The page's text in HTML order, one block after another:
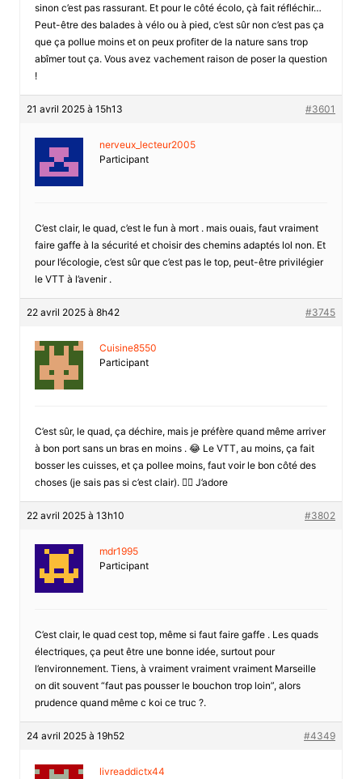
sinon c’est pas rassurant. Et pour le côté écolo, çà fait réfléchir…
Peut-être des balades à vélo ou à pied, c’est sûr non c’est pas ça
que ça pollue moins et on peux profiter de la nature sans trop
abîmer tout ça. Vous avez vachement raison de poser la question
!
21 avril 2025 à 15h13 #3601
nerveux_lecteur2005
Participant
C’est clair, le quad, c’est le fun à mort . mais ouais, faut vraiment
faire gaffe à la sécurité et choisir des chemins adaptés lol non. Et
pour l’écologie, c’est sûr que c’est pas le top, peut-être privilégier
le VTT à l’avenir .
22 avril 2025 à 8h42 #3745
Cuisine8550
Participant
C’est sûr, le quad, ça déchire, mais je préfère quand même arriver
à bon port sans un bras en moins . 😂 Le VTT, au moins, ça fait
bosser les cuisses, et ça pollee moins, faut voir le bon côté des
choses (je sais pas si c’est clair). 🚴‍♀️ J’adore
22 avril 2025 à 13h10 #3802
mdr1995
Participant
C’est clair, le quad cest top, même si faut faire gaffe . Les quads
électriques, ça peut être une bonne idée, surtout pour
l’environnement. Tiens, à vraiment vraiment vraiment Marseille
on dit souvent “faut pas pousser le bouchon trop loin”, alors
prudence quand même c koi ce truc ?.
24 avril 2025 à 19h52 #4349
livreaddictx44